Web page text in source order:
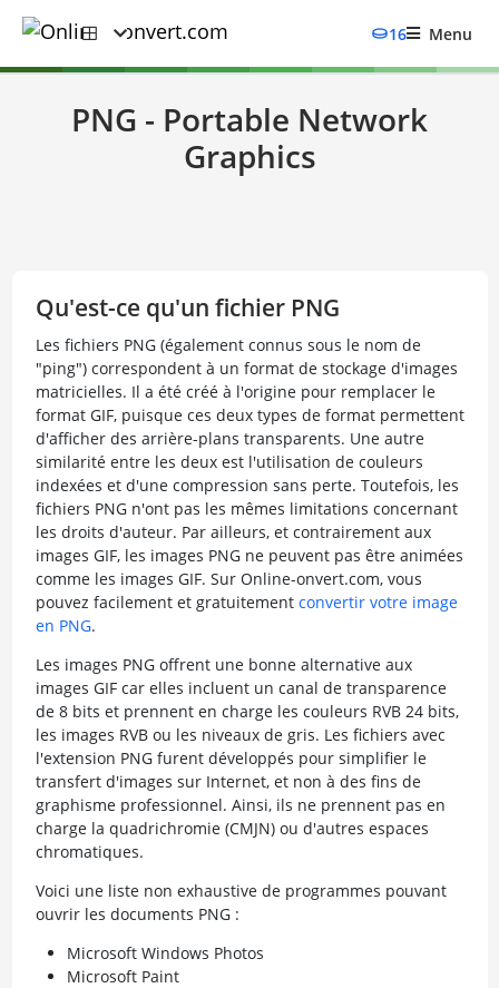
16 Menu
PNG - Portable Network
Graphics
Qu'est-ce qu'un fichier PNG
Les fichiers PNG (également connus sous le nom de
"ping") correspondent à un format de stockage d'images
matricielles. Il a été créé à l'origine pour remplacer le
format GIF, puisque ces deux types de format permettent
d'afficher des arrière-plans transparents. Une autre
similarité entre les deux est l'utilisation de couleurs
indexées et d'une compression sans perte. Toutefois, les
fichiers PNG n'ont pas les mêmes limitations concernant
les droits d'auteur. Par ailleurs, et contrairement aux
images GIF, les images PNG ne peuvent pas être animées
comme les images GIF. Sur Online-onvert.com, vous
pouvez facilement et gratuitement convertir votre image
en PNG.
Les images PNG offrent une bonne alternative aux
images GIF car elles incluent un canal de transparence
de 8 bits et prennent en charge les couleurs RVB 24 bits,
les images RVB ou les niveaux de gris. Les fichiers avec
l'extension PNG furent développés pour simplifier le
transfert d'images sur Internet, et non à des fins de
graphisme professionnel. Ainsi, ils ne prennent pas en
charge la quadrichromie (CMJN) ou d'autres espaces
chromatiques.
Voici une liste non exhaustive de programmes pouvant
ouvrir les documents PNG :
Microsoft Windows Photos
Microsoft Paint